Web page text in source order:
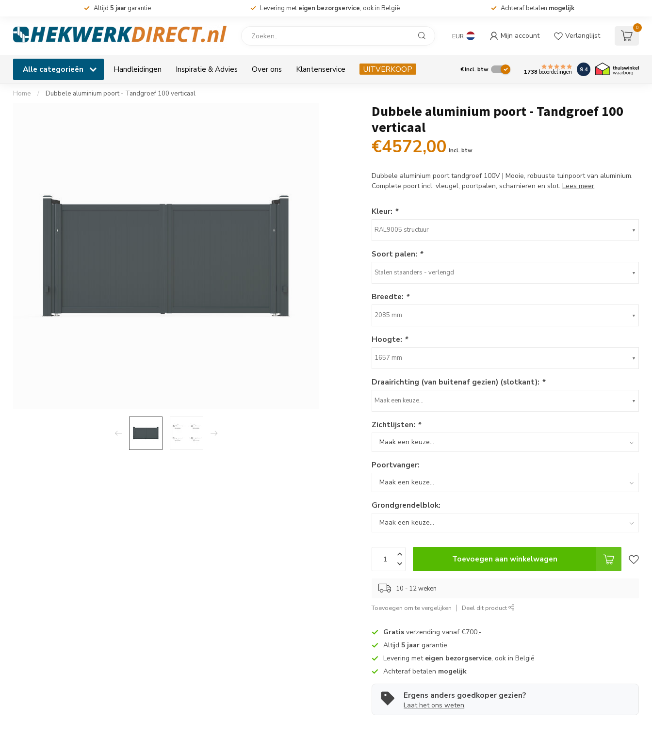
Altijd 5 jaargarantie Levering met eigen bezorgservice, ook in België Achteraf betalen mogelijk
EUR Mijn account Verlanglijst
0
Alle categorieën Handleidingen Inspiratie & Advies Over ons Klantenservice UITVERKOOP €Incl. btw 1738 beoordelingen 9.4
Home / Dubbele aluminium poort - Tandgroef 100 verticaal
Dubbele aluminium poort - Tandgroef 100
verticaal
€4572,00 Incl. btw
Dubbele aluminium poort tandgroef 100V | Mooie, robuuste tuinpoort van aluminium.
Complete poort incl. vleugel, poortpalen, scharnieren en slot.Lees meer.
Kleur: *
RAL9005 structuur
Soort palen: *
Stalen staanders - verlengd
Breedte: *
2085 mm
Hoogte: *
1657 mm
Draairichting (van buitenaf gezien) (slotkant): *
Maak een keuze...
Zichtlijsten: *
Poortvanger:
Grondgrendelblok:
Toevoegen aan winkelwagen
10 - 12 weken
Toevoegen om te vergelijken Deel dit product
Gratis verzending vanaf €700,-
Altijd 5 jaargarantie
Levering met eigen bezorgservice, ook in België
Achteraf betalen mogelijk
Ergens anders goedkoper gezien?
Laat het ons weten.